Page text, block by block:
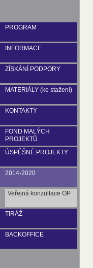
PROGRAM
INFORMACE
ZÍSKÁNÍ PODPORY
MATERIÁLY (ke stažení)
KONTAKTY
FOND MALÝCH
PROJEKTŮ
ÚSPĚŠNÉ PROJEKTY
2014-2020
Veřejná konzultace OP
TIRÁŽ
BACKOFFICE